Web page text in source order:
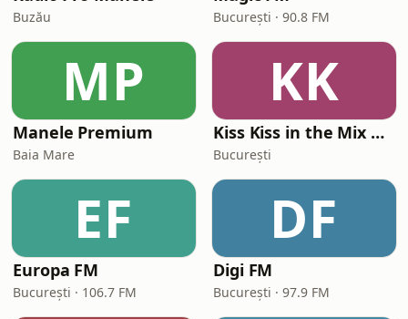
Buzău București · 90.8 FM
MP
Manele Premium
Baia Mare
KK
Kiss Kiss in the Mix Radio
București
EF
Europa FM
București · 106.7 FM
DF
Digi FM
București · 97.9 FM